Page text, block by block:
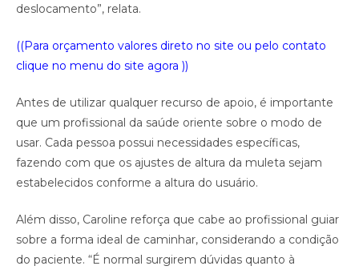
deslocamento”, relata.
((Para orçamento valores direto no site ou pelo contato
clique no menu do site agora ))
Antes de utilizar qualquer recurso de apoio, é importante
que um profissional da saúde oriente sobre o modo de
usar. Cada pessoa possui necessidades específicas,
fazendo com que os ajustes de altura da muleta sejam
estabelecidos conforme a altura do usuário.
Além disso, Caroline reforça que cabe ao profissional guiar
sobre a forma ideal de caminhar, considerando a condição
do paciente. “É normal surgirem dúvidas quanto à